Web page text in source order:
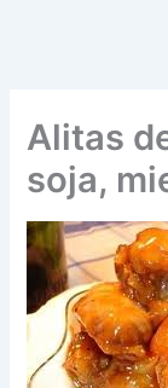
Alitas
soja,